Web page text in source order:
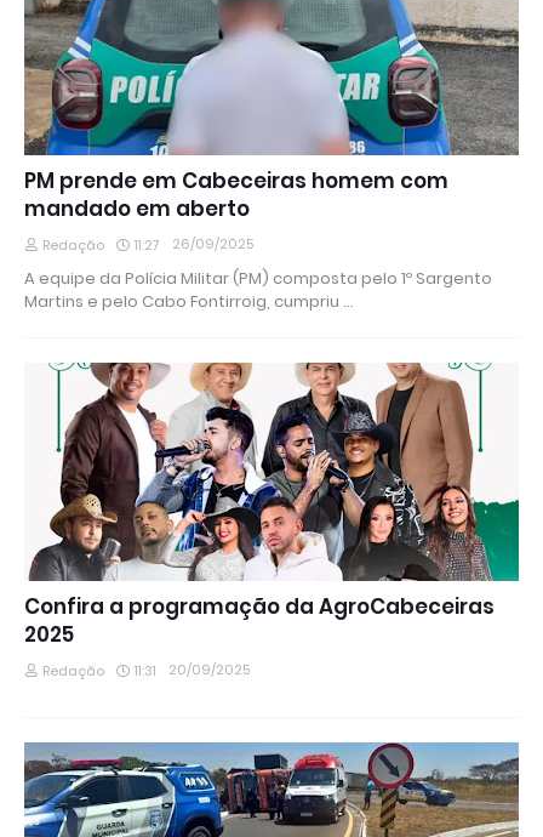
PM prende em Cabeceiras homem com
mandado em aberto
Redação 11:27 26/09/2025
A equipe da Polícia Militar (PM) composta pelo 1º Sargento
Martins e pelo Cabo Fontirroig, cumpriu …
Confira a programação da AgroCabeceiras
2025
Redação 11:31 20/09/2025